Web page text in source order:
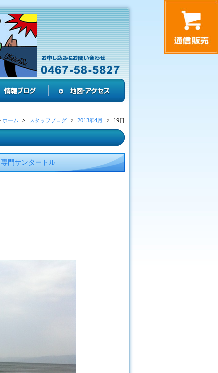
ホーム スタッフブログ 2013年4月 19日
門サンタートル